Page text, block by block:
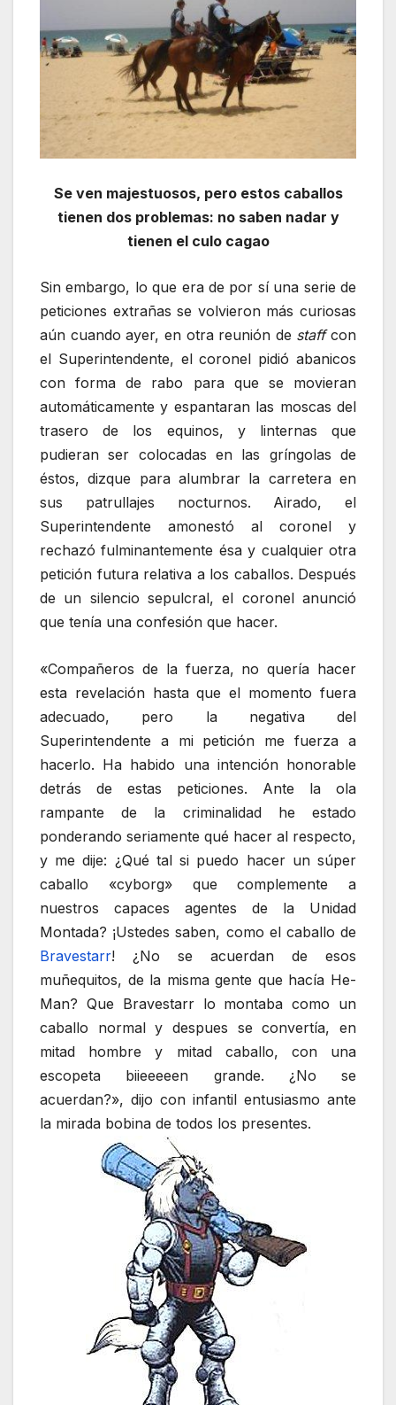
Se ven majestuosos, pero estos caballos
tienen dos problemas: no saben nadar y
tienen el culo cagao
Sin embargo, lo que era de por sí una serie de
peticiones extrañas se volvieron más curiosas
aún cuando ayer, en otra reunión de staffcon
el Superintendente, el coronel pidió abanicos
con forma de rabo para que se movieran
automáticamente y espantaran las moscas del
trasero de los equinos, y linternas que
pudieran ser colocadas en las gríngolas de
éstos, dizque para alumbrar la carretera en
sus patrullajes nocturnos. Airado, el
Superintendente amonestó al coronel y
rechazó fulminantemente ésa y cualquier otra
petición futura relativa a los caballos. Después
de un silencio sepulcral, el coronel anunció
que tenía una confesión que hacer.
«Compañeros de la fuerza, no quería hacer
esta revelación hasta que el momento fuera
adecuado, pero la negativa del
Superintendente a mi petición me fuerza a
hacerlo. Ha habido una intención honorable
detrás de estas peticiones. Ante la ola
rampante de la criminalidad he estado
ponderando seriamente qué hacer al respecto,
y me dije: ¿Qué tal si puedo hacer un súper
caballo «cyborg» que complemente a
nuestros capaces agentes de la Unidad
Montada? ¡Ustedes saben, como el caballo de
Bravestarr! ¿No se acuerdan de esos
muñequitos, de la misma gente que hacía He-
Man? Que Bravestarr lo montaba como un
caballo normal y despues se convertía, en
mitad hombre y mitad caballo, con una
escopeta biieeeeen grande. ¿No se
acuerdan?», dijo con infantil entusiasmo ante
la mirada bobina de todos los presentes.